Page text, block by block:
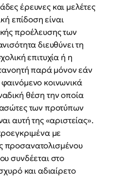
έρευνες και μελέτες
επίδοση είναι
προέλευσης των
διευθύνει τη
επιτυχία ή η
παρά μόνον εάν
κοινωνικά
θέση την οποία
των προτύπων
αυτή της «αριστείας».
με
προσανατολισμένου
συνδέεται στο
και αδιαίρετο